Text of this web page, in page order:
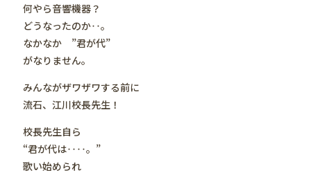
何やら音響機器？
どうなったのか‥。
なかなか ”君が代”
がなりません。
みんながザワザワする前に
流石、江川校長先生！
校長先生自ら
“君が代は‥‥。”
歌い始められ